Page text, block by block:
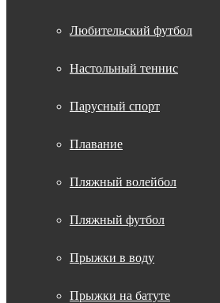
Любительский футбол
Настольный теннис
Парусный спорт
Плавание
Пляжный волейбол
Пляжный футбол
Прыжки в воду
Прыжки на батуте